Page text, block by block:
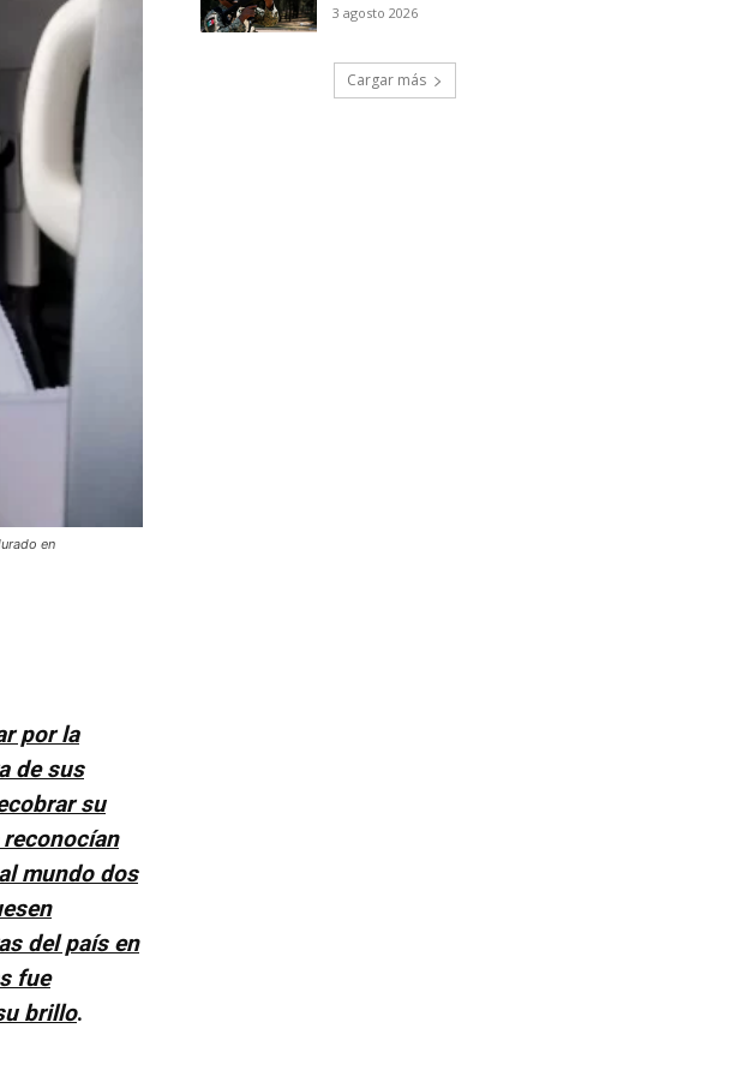
en
por la
de sus
su
mundo dos
del país en
fue
brillo.
3 agosto 2026
Cargar más